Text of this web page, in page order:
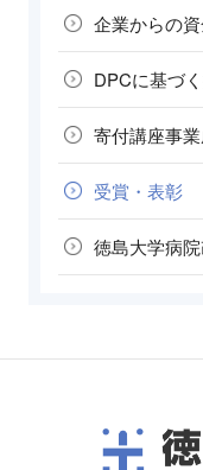
企業からの
DPCに基づく
寄付講座事
受賞・表彰
徳島大学病院